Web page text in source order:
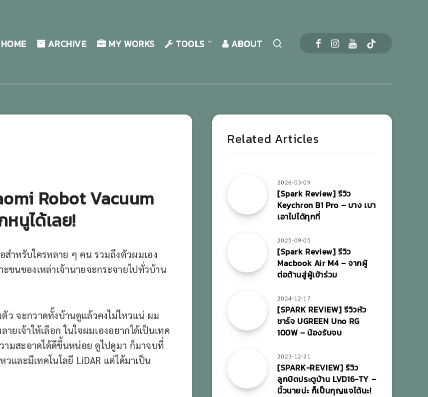
HOME ARCHIVE MY WORKS TOOLS ABOUT
Robot Vacuum
นูได้เลย!
ำหรับใครหลาย ๆ คน รวมถึงตัวผมเอง
นของเหล่าเจ้านายจะกระจายไปทั่วบ้าน
ว จะกวาดทั้งบ้านดูแล้วคงไม่ไหวแน่ ผม
เจ้าให้เลือก ในใจผมเองอยากได้เป็นเทค
ามสะอาดได้ดีขึ้นหน่อย ดูไปดูมา ก็มาจบที่
และมีเทคโนโลยี LiDAR แต่ได้มาเป็น
Related Articles
2026-03-09
[Spark Review] รีวิว
Keychron B1 Pro – บาง เบา
เอาไปได้ทุกที่
2025-09-05
[Spark Review] รีวิว
Macbook Air M4 – จากผู้
ต่อต้านสู่ผู้เข้าร่วม
2024-12-17
[SPARK REVIEW] รีวิวหัว
ชาร์จ UGREEN Uno RG
100W – น้องรับจบ
2023-12-21
[SPARK-REVIEW] รีวิว
ลูกบิดประตูบ้าน LVD16-TY –
นิ้วนายน่ะ ก็เป็นกุญแจได้นะ!